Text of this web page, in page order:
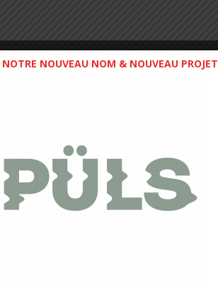
NOUVEAU NOM & NOUVEAU PROJET